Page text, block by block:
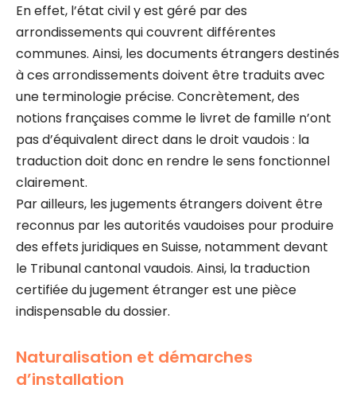
En effet, l’état civil y est géré par des
arrondissements qui couvrent différentes
communes. Ainsi, les documents étrangers destinés
à ces arrondissements doivent être traduits avec
une terminologie précise. Concrètement, des
notions françaises comme le livret de famille n’ont
pas d’équivalent direct dans le droit vaudois : la
traduction doit donc en rendre le sens fonctionnel
clairement.
Par ailleurs, les jugements étrangers doivent être
reconnus par les autorités vaudoises pour produire
des effets juridiques en Suisse, notamment devant
le Tribunal cantonal vaudois. Ainsi, la traduction
certifiée du jugement étranger est une pièce
indispensable du dossier.
Naturalisation et démarches
d’installation